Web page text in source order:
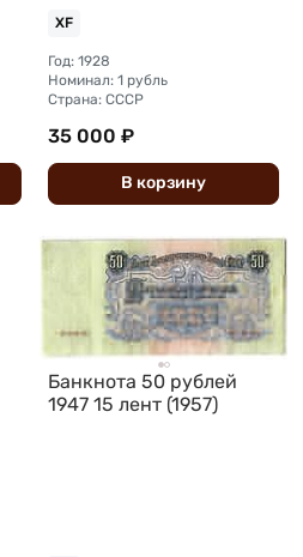
XF
Год: 1928
Номинал: 1 рубль
Страна: СССР
35 000 ₽
В корзину
Банкнота 50 рублей
1947 15 лент (1957)